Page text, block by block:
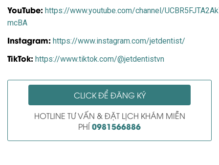
YouTube: https://www.youtube.com/channel/
mcBA
Instagram: https://www.instagram.com/jetdentist/
TikTok: https://www.tiktok.com/@jetdentistvn
CLICK ĐỂ ĐĂNG KÝ
HOTLINE TƯ VẤN & ĐẶT LỊCH KHÁM MIỄN
PHÍ0981566886